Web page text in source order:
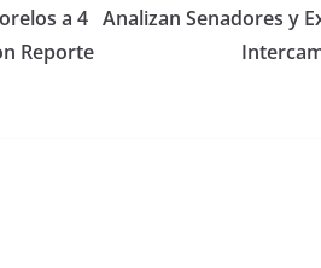
a 4
Reporte
Analizan Senadores y